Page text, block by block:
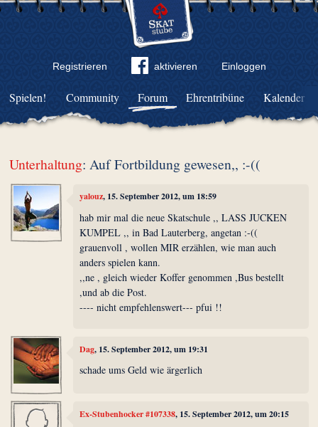
Registrieren aktivieren Einloggen
Community Forum Ehrentribüne Kalender
Spielen!
Unterhaltung: Auf Fortbildung gewesen,, :-((
yalouz, 15. September 2012, um 18:59
hab mir mal die neue Skatschule ,, LASS JUCKEN
KUMPEL ,, in Bad Lauterberg, angetan :-((
grauenvoll , wollen MIR erzählen, wie man auch
anders spielen kann.
,,ne , gleich wieder Koffer genommen ,Bus bestellt
,und ab die Post.
---- nicht empfehlenswert--- pfui !!
Dag, 15. September 2012, um 19:31
schade ums Geld wie ärgerlich
Ex-Stubenhocker #107338, 15. September 2012, um 20:15